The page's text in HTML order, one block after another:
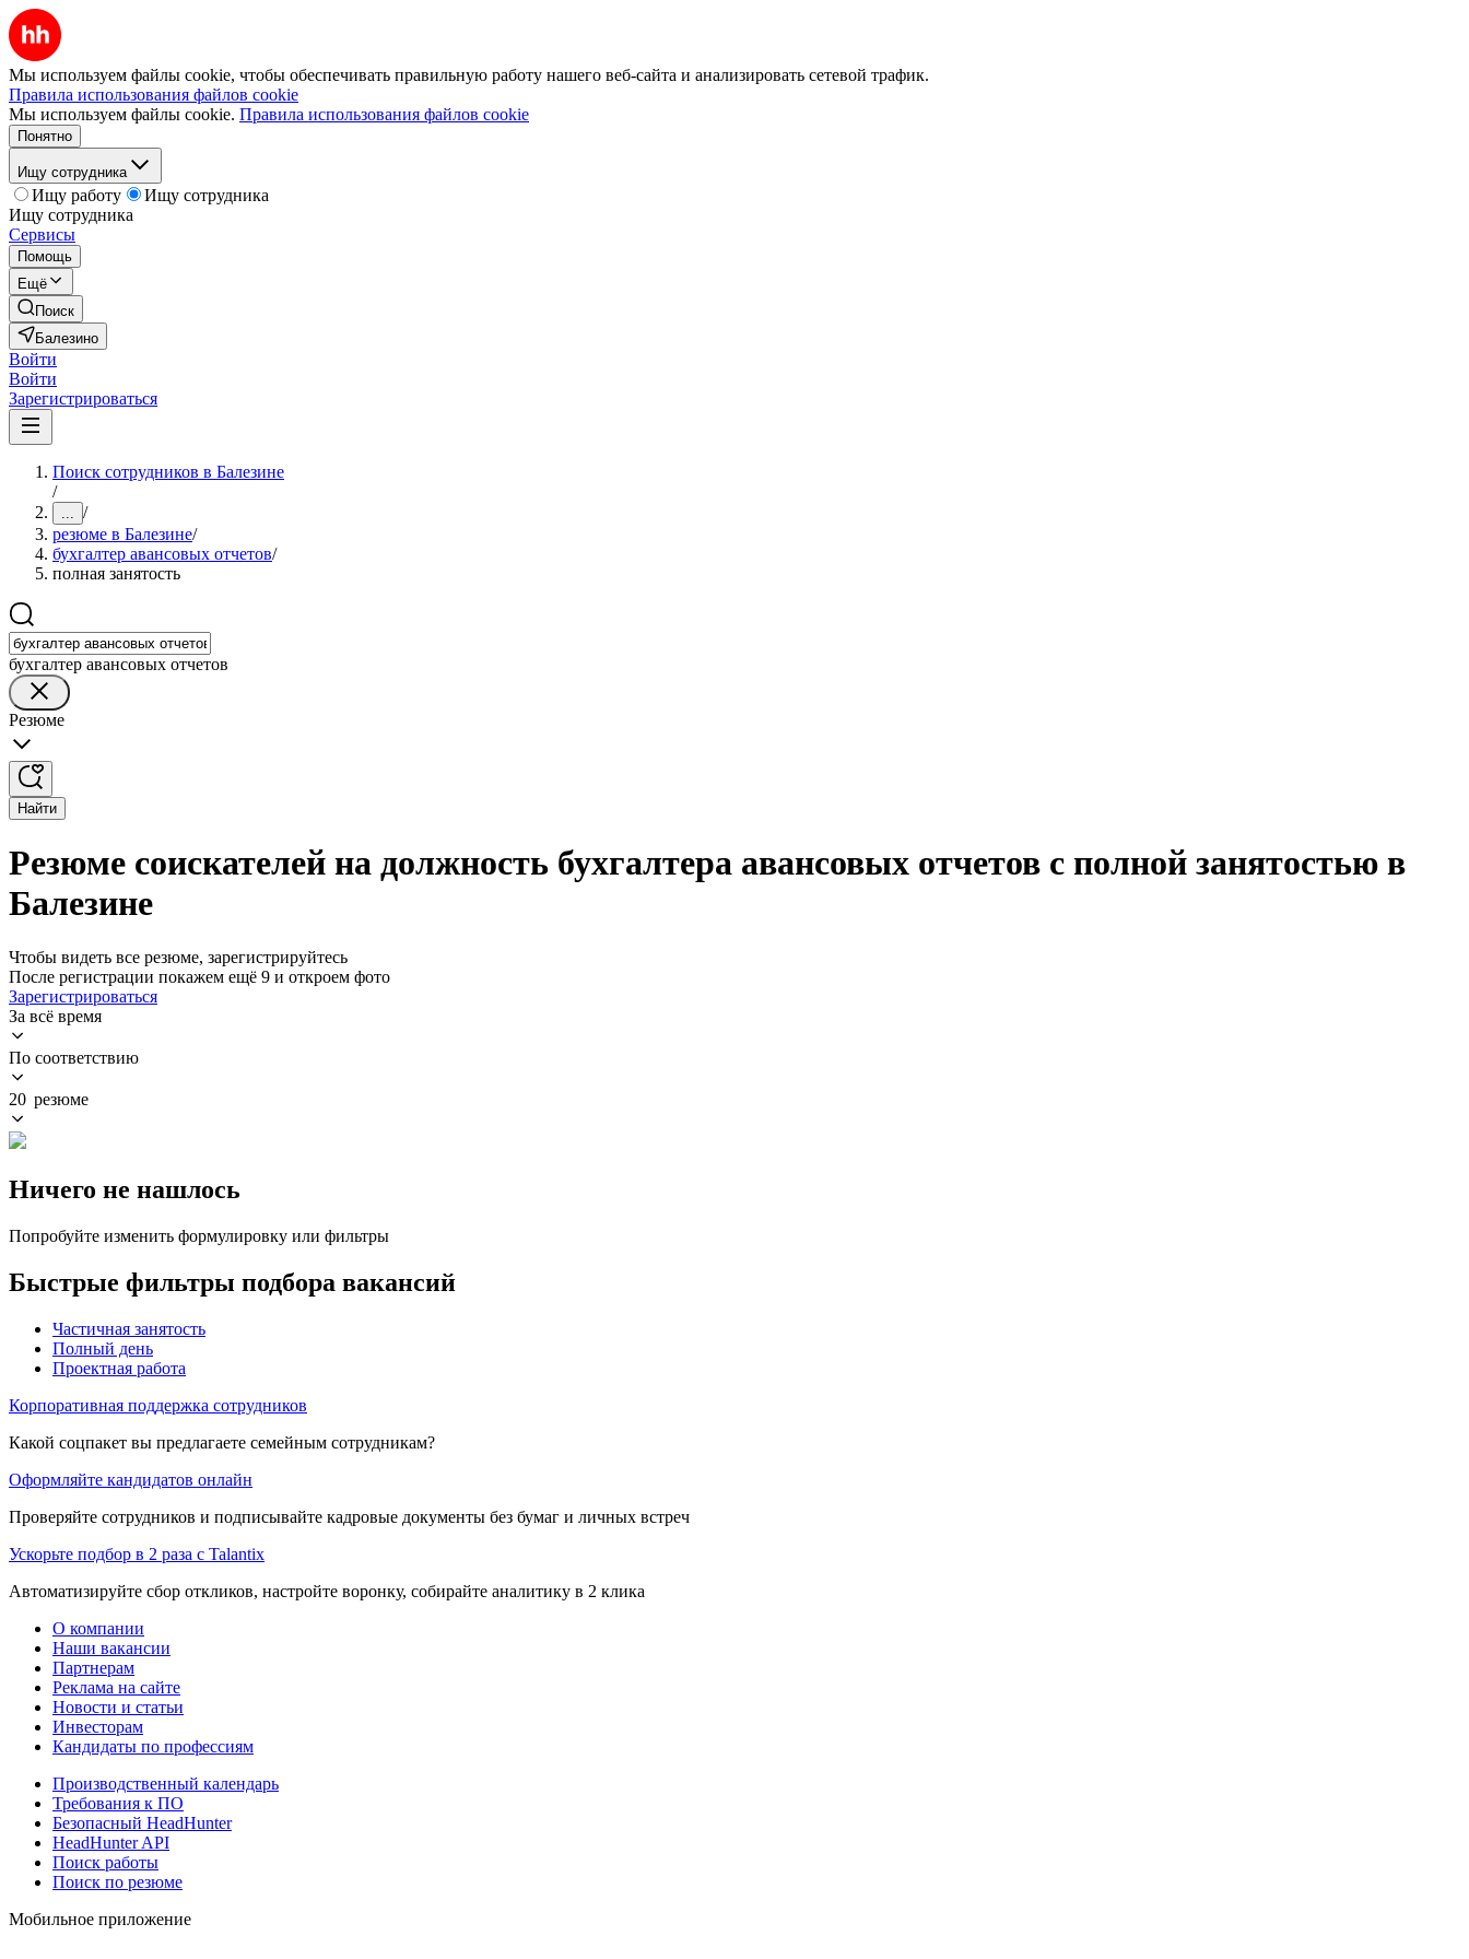
Мы используем файлы cookie, чтобы обеспечивать правильную работу нашего веб-сайта и анализировать сетевой трафик.
Правила использования файлов cookie
Мы используем файлы cookie. Правила использования файлов cookie
Понятно
Ищу сотрудника
Ищу работу
Ищу сотрудника
Ищу сотрудника
Сервисы
Помощь
Ещё
Поиск
Балезино
Войти
Войти
Зарегистрироваться
Поиск сотрудников в Балезине
/
... /
резюме в Балезине/
бухгалтер авансовых отчетов/
полная занятость
бухгалтер авансовых отчетов
Резюме
Найти
Резюме соискателей на должность бухгалтера авансовых отчетов с полной занятостью в
Балезине
Чтобы видеть все резюме, зарегистрируйтесь
После регистрации покажем ещё 9 и откроем фото
Зарегистрироваться
За всё время
По соответствию
20 резюме
Ничего не нашлось
Попробуйте изменить формулировку или фильтры
Быстрые фильтры подбора вакансий
Частичная занятость
Полный день
Проектная работа
Корпоративная поддержка сотрудников
Какой соцпакет вы предлагаете семейным сотрудникам?
Оформляйте кандидатов онлайн
Проверяйте сотрудников и подписывайте кадровые документы без бумаг и личных встреч
Ускорьте подбор в 2 раза с Talantix
Автоматизируйте сбор откликов, настройте воронку, собирайте аналитику в 2 клика
О компании
Наши вакансии
Партнерам
Реклама на сайте
Новости и статьи
Инвесторам
Кандидаты по профессиям
Производственный календарь
Требования к ПО
Безопасный HeadHunter
HeadHunter API
Поиск работы
Поиск по резюме
Мобильное приложение